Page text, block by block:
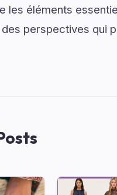
les éléments
perspectives qui